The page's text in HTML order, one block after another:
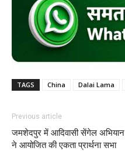
TAGS China Dalai Lama
Previous article
जमशेदपुर में आदिवासी सेंगेल अभियान
ने आयोजित की एकता प्रार्थना सभा